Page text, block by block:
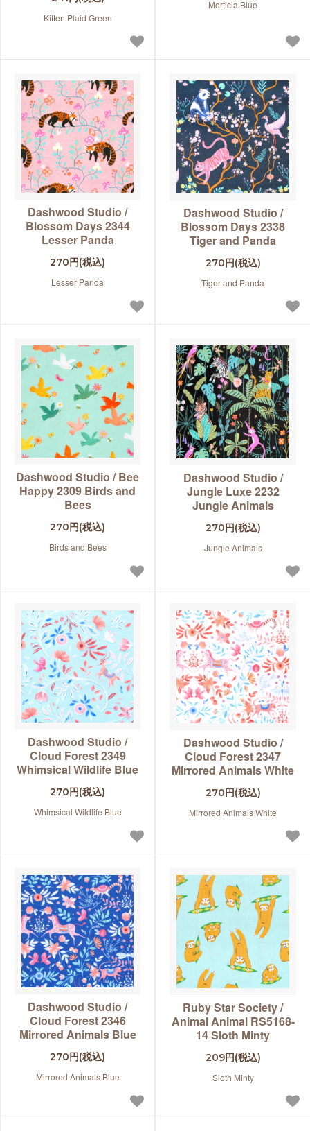
Kitten Plaid Green
Morticia Blue
Dashwood Studio /
Blossom Days 2344
Lesser Panda
270円(税込)
Lesser Panda
Dashwood Studio /
Blossom Days 2338
Tiger and Panda
270円(税込)
Tiger and Panda
Dashwood Studio / Bee
Happy 2309 Birds and
Bees
270円(税込)
Birds and Bees
Dashwood Studio /
Jungle Luxe 2232
Jungle Animals
270円(税込)
Jungle Animals
Dashwood Studio /
Cloud Forest 2349
Whimsical Wildlife Blue
270円(税込)
Whimsical Wildlife Blue
Dashwood Studio /
Cloud Forest 2347
Mirrored Animals White
270円(税込)
Mirrored Animals White
Dashwood Studio /
Cloud Forest 2346
Mirrored Animals Blue
270円(税込)
Mirrored Animals Blue
Ruby Star Society /
Animal Animal RS5168-
14 Sloth Minty
209円(税込)
Sloth Minty